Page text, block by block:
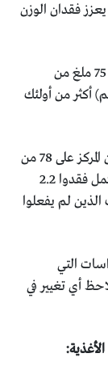
الكمون يعزز فقدان الوزن
وأظهرت دراسة أخرى أن المشاركين الذين تناولوا 75 ملغ من
كل يوم فقدوا 3 أرطال (1.4 كجم) أكثر من أولئك
ونظرت دراسة سريرية ثالثة في آثار مكمل الكمون المركز على 78 ‏من
الرجال والنساء البالغين. أولئك الذين تناولوا المكمل فقدوا 2.2
الذين لم يفعلوا
التي
لم تلاحظ أي تغيير في